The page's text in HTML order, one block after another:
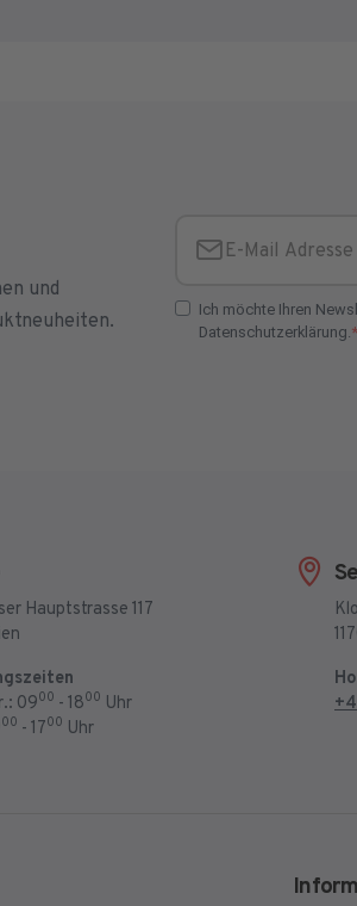
und
Ich möchte Ihren
Datenschutzerklärung.
Hauptstrasse 117
0900 - 1800 Uhr
00 - 1700 Uhr